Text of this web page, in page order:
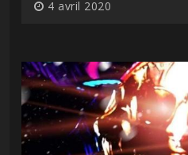
4 avril 2020